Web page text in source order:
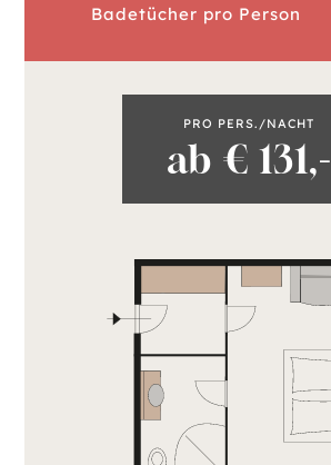
Badetücher pro Person
PRO PERS./NACHT
ab € 131,-